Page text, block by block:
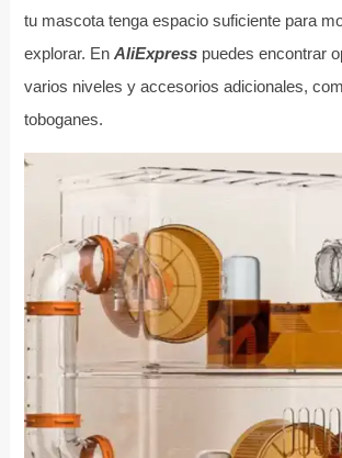
tu mascota tenga espacio suficiente para
explorar. En AliExpresspuedes encontrar
varios niveles y accesorios adicionales,
toboganes.